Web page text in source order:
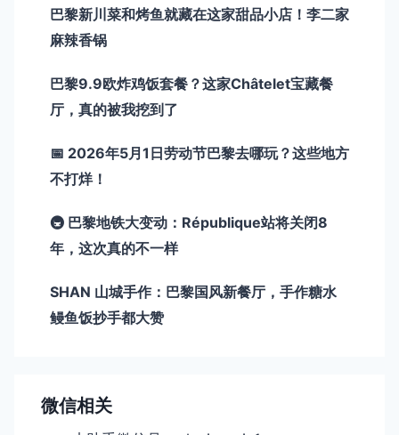
巴黎新川菜和烤鱼就藏在这家甜品小店！李二家
麻辣香锅
巴黎9.9欧炸鸡饭套餐？这家Châtelet宝藏餐
厅，真的被我挖到了
📅 2026年5月1日劳动节巴黎去哪玩？这些地方
不打烊！
🚇 巴黎地铁大变动：République站将关闭8
年，这次真的不一样
SHAN 山城手作：巴黎国风新餐厅，手作糖水
鳗鱼饭抄手都大赞
微信相关